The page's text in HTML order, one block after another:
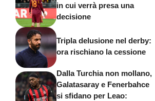
in cui verrà presa una
decisione
Tripla delusione nel derby:
ora rischiano la cessione
Dalla Turchia non mollano,
Galatasaray e Fenerbahce
si sfidano per Leao: